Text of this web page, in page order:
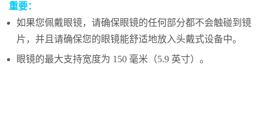
重要：
如果您佩戴眼镜，请确保眼镜的任何部分都不会触碰到镜
片，并且请确保您的眼镜能舒适地放入头戴式设备中。
眼镜的最大支持宽度为 150 毫米（5.9 英寸）。